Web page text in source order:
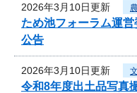
2026年3月10日更新
ため池フォーラム運
公告
2026年3月10日更新
令和8年度出土品写真